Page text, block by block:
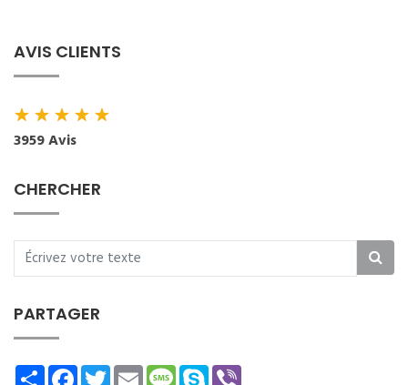
AVIS CLIENTS
★★★★★
3959 Avis
CHERCHER
PARTAGER
ShareFacebookTwitterEmailMessage
Skype